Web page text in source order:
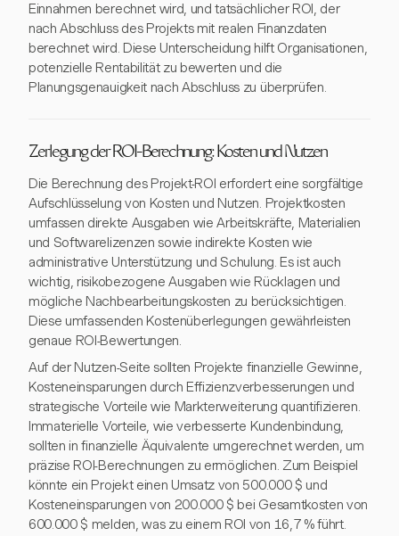
Einnahmen berechnet wird, und tatsächlicher ROI, der
nach Abschluss des Projekts mit realen Finanzdaten
berechnet wird. Diese Unterscheidung hilft Organisationen,
potenzielle Rentabilität zu bewerten und die
Planungsgenauigkeit nach Abschluss zu überprüfen.
Zerlegung der ROI-Berechnung: Kosten und Nutzen
Die Berechnung des Projekt-ROI erfordert eine sorgfältige
Aufschlüsselung von Kosten und Nutzen. Projektkosten
umfassen direkte Ausgaben wie Arbeitskräfte, Materialien
und Softwarelizenzen sowie indirekte Kosten wie
administrative Unterstützung und Schulung. Es ist auch
wichtig, risikobezogene Ausgaben wie Rücklagen und
mögliche Nachbearbeitungskosten zu berücksichtigen.
Diese umfassenden Kostenüberlegungen gewährleisten
genaue ROI-Bewertungen.
Auf der Nutzen-Seite sollten Projekte finanzielle Gewinne,
Kosteneinsparungen durch Effizienzverbesserungen und
strategische Vorteile wie Markterweiterung quantifizieren.
Immaterielle Vorteile, wie verbesserte Kundenbindung,
sollten in finanzielle Äquivalente umgerechnet werden, um
präzise ROI-Berechnungen zu ermöglichen. Zum Beispiel
könnte ein Projekt einen Umsatz von 500.000 $ und
Kosteneinsparungen von 200.000 $ bei Gesamtkosten von
600.000 $ melden, was zu einem ROI von 16,7 % führt.